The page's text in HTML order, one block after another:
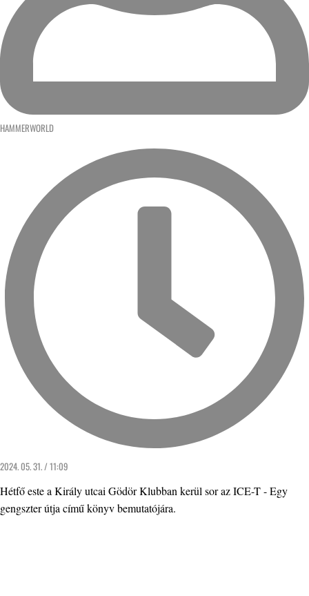
HAMMERWORLD
2024. 05. 31. / 11:09
Hétfő este a Király utcai Gödör Klubban kerül sor az ICE-T - Egy
gengszter útja című könyv bemutatójára.